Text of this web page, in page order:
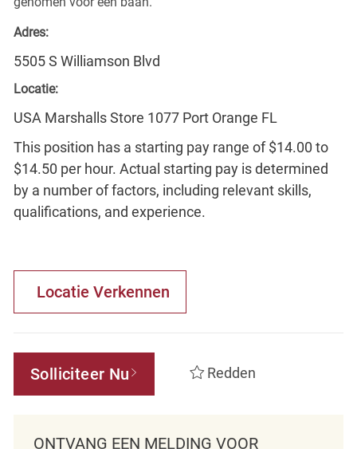
Adres:
5505 S Williamson Blvd
Locatie:
USA Marshalls Store 1077 Port Orange FL
This position has a starting pay range of $14.00 to
$14.50 per hour. Actual starting pay is determined
by a number of factors, including relevant skills,
qualifications, and experience.
Locatie Verkennen
Solliciteer Nu Redden
ONTVANG EEN MELDING VOOR